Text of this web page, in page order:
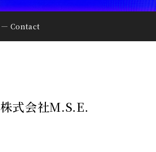
Contact
株式会社M.S.E.